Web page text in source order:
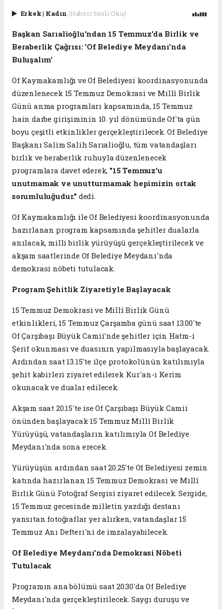
Erkek| Kadın (Haberi Sesli Oku)
Başkan Sarıalioğlu'ndan 15 Temmuz'da Birlik ve
Beraberlik Çağrısı: 'Of Belediye Meydanı'nda
Buluşalım'
Of Kaymakamlığı ve Of Belediyesi koordinasyonunda
düzenlenecek 15 Temmuz Demokrasi ve Millî Birlik
Günü anma programları kapsamında, 15 Temmuz
hain darbe girişiminin 10. yıl dönümünde Of'ta gün
boyu çeşitli etkinlikler gerçekleştirilecek. Of Belediye
Başkanı Salim Salih Sarıalioğlu, tüm vatandaşları
birlik ve beraberlik ruhuyla düzenlenecek
programlara davet ederek, "15 Temmuz'u
unutmamak ve unutturmamak hepimizin ortak
sorumluluğudur." dedi.
Of Kaymakamlığı ile Of Belediyesi koordinasyonunda
hazırlanan program kapsamında şehitler dualarla
anılacak, milli birlik yürüyüşü gerçekleştirilecek ve
akşam saatlerinde Of Belediye Meydanı'nda
demokrasi nöbeti tutulacak.
Program Şehitlik Ziyaretiyle Başlayacak
15 Temmuz Demokrasi ve Millî Birlik Günü
etkinlikleri, 15 Temmuz Çarşamba günü saat 13.00'te
Of Çarşıbaşı Büyük Camii'nde şehitler için Hatm-i
Şerif okunması ve duasının yapılmasıyla başlayacak.
Ardından saat 13.15'te ilçe protokolünün katılımıyla
şehit kabirleri ziyaret edilerek Kur'an-ı Kerim
okunacak ve dualar edilecek.
Akşam saat 20.15'te ise Of Çarşıbaşı Büyük Camii
önünden başlayacak 15 Temmuz Millî Birlik
Yürüyüşü, vatandaşların katılımıyla Of Belediye
Meydanı'nda sona erecek.
Yürüyüşün ardından saat 20.25'te Of Belediyesi zemin
katında hazırlanan 15 Temmuz Demokrasi ve Millî
Birlik Günü Fotoğraf Sergisi ziyaret edilecek. Sergide,
15 Temmuz gecesinde milletin yazdığı destanı
yansıtan fotoğraflar yer alırken, vatandaşlar 15
Temmuz Anı Defteri'ni de imzalayabilecek.
Of Belediye Meydanı'nda Demokrasi Nöbeti
Tutulacak
Programın ana bölümü saat 20.30'da Of Belediye
Meydanı'nda gerçekleştirilecek. Saygı duruşu ve